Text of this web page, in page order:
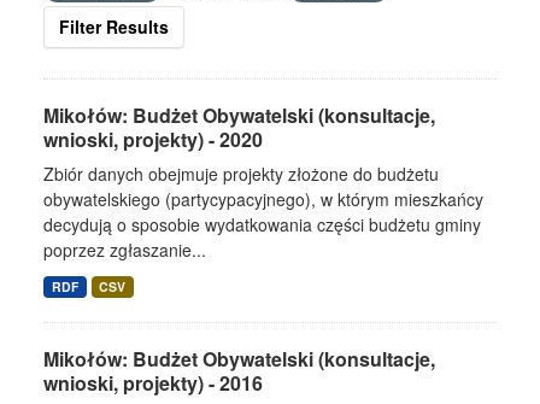
Filter Results
Mikołów: Budżet Obywatelski (konsultacje,
wnioski, projekty) - 2020
Zbiór danych obejmuje projekty złożone do budżetu
obywatelskiego (partycypacyjnego), w którym mieszkańcy
decydują o sposobie wydatkowania części budżetu gminy
poprzez zgłaszanie...
RDF CSV
Mikołów: Budżet Obywatelski (konsultacje,
wnioski, projekty) - 2016